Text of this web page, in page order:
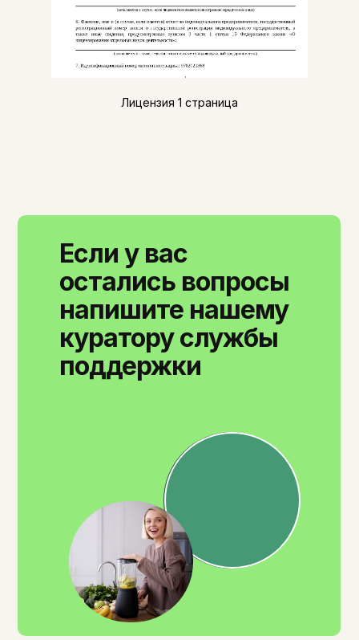
Лицензия 1 страница
Если у вас
остались вопросы
напишите нашему
куратору службы
поддержки
«Международный Центр Медицинского
и Фармацевтического Образования»
Новые курсы
Эндокринология
Детская нутрициология
Молекулярная нутрициология
управления